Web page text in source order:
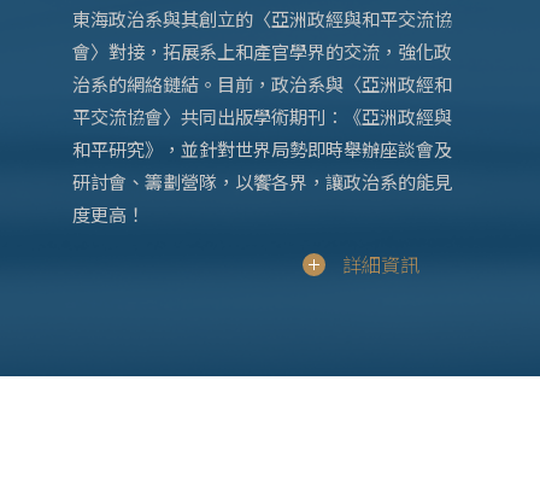
東海政治系與其創立的〈亞洲政經與和平交流協
會〉對接，拓展系上和產官學界的交流，強化政
治系的網絡鏈結。目前，政治系與〈亞洲政經和
平交流協會〉共同出版學術期刊：《亞洲政經與
和平研究》，並針對世界局勢即時舉辦座談會及
研討會、籌劃營隊，以饗各界，讓政治系的能見
度更高！
詳細資訊